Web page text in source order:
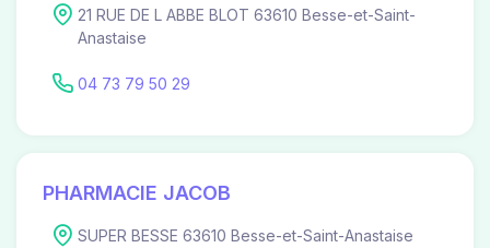
21 RUE DE L ABBE BLOT 63610 Besse-et-Saint-
Anastaise
04 73 79 50 29
PHARMACIE JACOB
SUPER BESSE 63610 Besse-et-Saint-Anastaise